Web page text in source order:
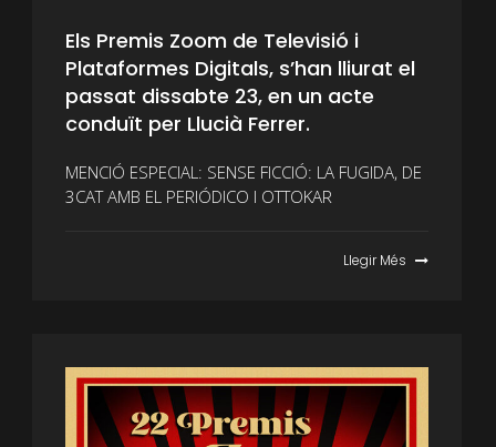
Els Premis Zoom de Televisió i
Plataformes Digitals, s’han lliurat el
passat dissabte 23, en un acte
conduït per Llucià Ferrer.
MENCIÓ ESPECIAL: SENSE FICCIÓ: LA FUGIDA, DE
3CAT AMB EL PERIÓDICO I OTTOKAR
Llegir Més 